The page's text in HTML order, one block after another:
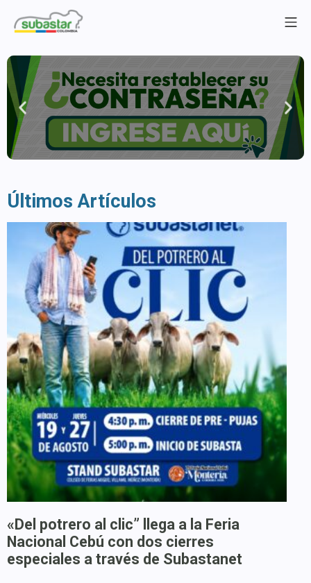
Últimos Artículos
«Del potrero al clic” llega a la Feria
Nacional Cebú con dos cierres
especiales a través de Subastanet